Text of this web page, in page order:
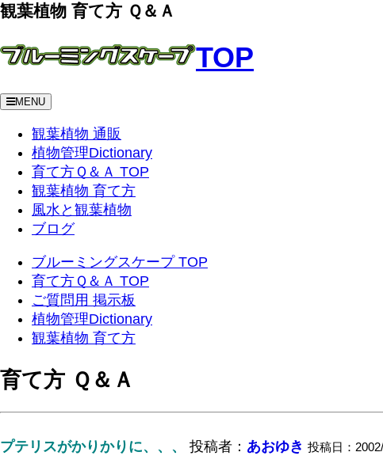
観葉植物 育て方 Ｑ＆Ａ
TOP
MENU
観葉植物 通販
植物管理Dictionary
育て方Ｑ＆Ａ TOP
観葉植物 育て方
風水と観葉植物
ブログ
ブルーミングスケープ TOP
育て方Ｑ＆Ａ TOP
ご質問用 掲示板
植物管理Dictionary
観葉植物 育て方
育て方 Ｑ＆Ａ
プテリスがかりかりに、、、 投稿者： あおゆき 投稿日：